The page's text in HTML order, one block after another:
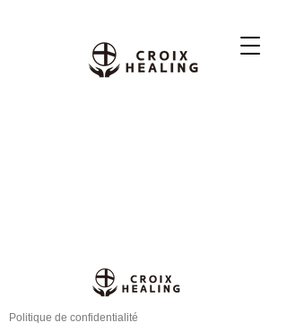
Politique de confidentialité